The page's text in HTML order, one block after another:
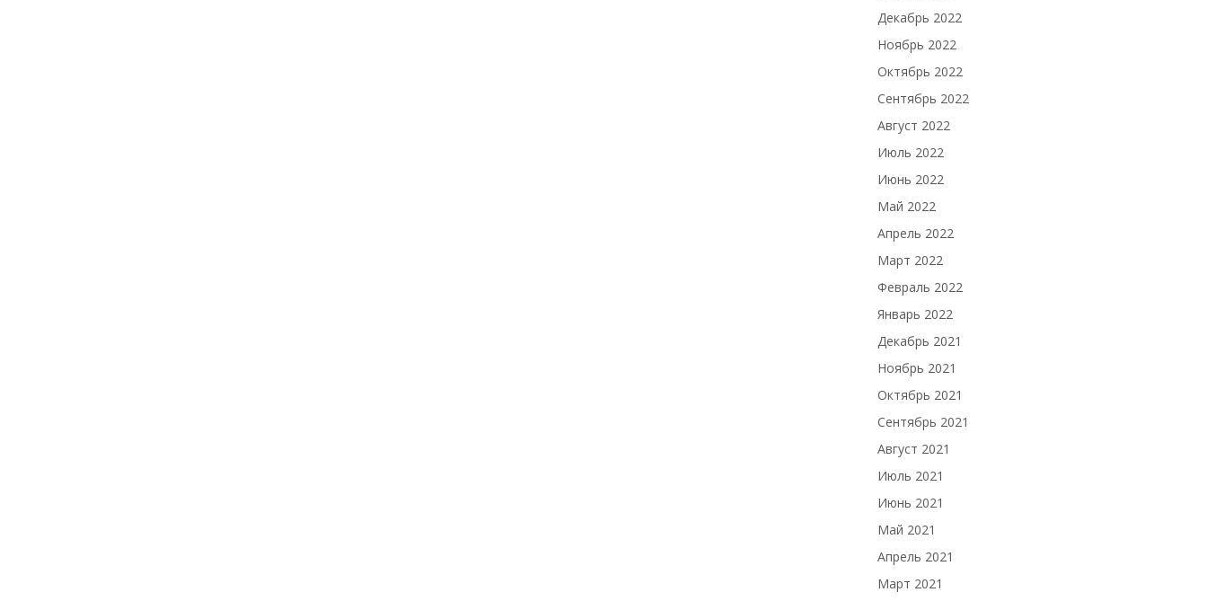
Декабрь 2022
Ноябрь 2022
Октябрь 2022
Сентябрь 2022
Август 2022
Июль 2022
Июнь 2022
Май 2022
Апрель 2022
Март 2022
Февраль 2022
Январь 2022
Декабрь 2021
Ноябрь 2021
Октябрь 2021
Сентябрь 2021
Август 2021
Июль 2021
Июнь 2021
Май 2021
Апрель 2021
Март 2021